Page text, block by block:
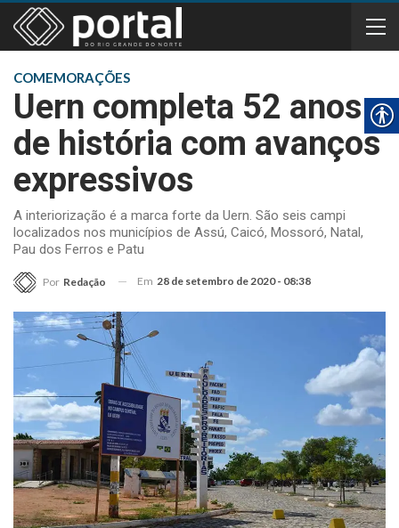
COMEMORAÇÕES
Uern completa 52 anos
de história com avanços
expressivos
A interiorização é a marca forte da Uern. São seis campi
localizados nos municípios de Assú, Caicó, Mossoró, Natal,
Pau dos Ferros e Patu
Por Redação Em 28 de setembro de 2020 - 08:38